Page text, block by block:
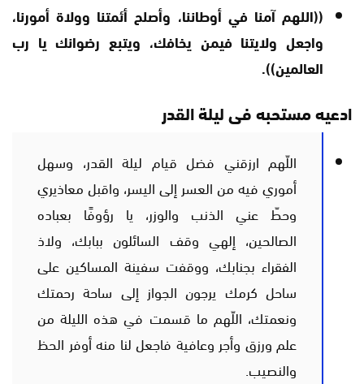
((اللهم آمنا في أوطاننا، وأصلح أئمتنا وولاة أمورنا،
واجعل ولايتنا فيمن يخافك، ويتبع رضوانك يا رب
العالمين)).
ادعيه مستحبه فى ليلة القدر
اللّهم ارزقني فضل قيام ليلة القدر، وسهل
أموري فيه من العسر إلى اليسر، واقبل معاذيري
وحطّ عني الذنب والوزر، يا رؤوفًا بعباده
الصالحين، إلهي وقف السائلون ببابك، ولاذ
الفقراء بجنابك، ووقفت سفينة المساكين على
ساحل كرمك يرجون الجواز إلى ساحة رحمتك
ونعمتك، اللّهم ما قسمت في هذه الليلة من
علم ورزق وأجر وعافية فاجعل لنا منه أوفر الحظ
والنصيب.